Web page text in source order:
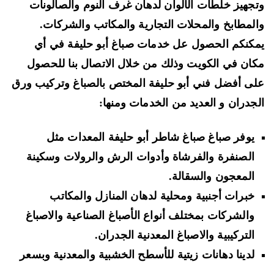
خلطات الألوان لدهانغرف النوم والصالونات
والمحلات التجارية والمكاتب والشركات.
الحصول عل خدمات صباغ أبو حليفة في أي
في الكويت وذلك من خلال الاتصال بنا للحصول
أفضل فني أبو حليفة المختص بالصباغ وتركيب ورق
و العديد من الخدمات ومنها:
يوفر صباغ صباغ شاطر أبو حليفة المعدات مثل
الصنفرة والفرشاة وأدوات الرش والرولات وسكينة
المعجون والسقالة.
خبرات أجنبية ومحلية لدهان المنازل والمكاتب
والشركات بمختلف أنواعالأصباغ الصناعية والاصباغ
التركيبية والاصباغ المعدنيةالجدران.
لدينادهانات زيتية للأسطح الخشبية والمعدنيةوبسعر